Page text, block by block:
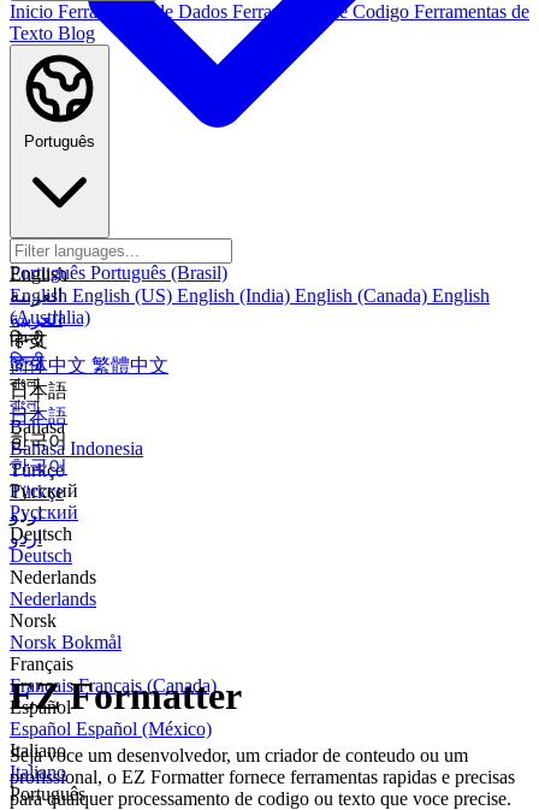
Português Português (Brasil)
العربية
العربية
हिन्दी
हिन्दी
বাংলা
বাংলা
Bahasa
Bahasa Indonesia
Türkçe
Türkçe
اردو
اردو
Inicio Ferramentas de Dados Ferramentas de Codigo Ferramentas de
Texto Blog
Português
English
English English (US) English (India) English (Canada) English
(Australia)
中文
简体中文 繁體中文
日本語
日本語
한국어
한국어
Русский
Русский
Deutsch
Deutsch
Nederlands
Nederlands
Norsk
Norsk Bokmål
Français
FrançaisFrançais (Canada)
Español
Español Español (México)
Italiano
Italiano
Português
EZ Formatter
Seja voce um desenvolvedor, um criador de conteudo ou um
profissional, o EZ Formatter fornece ferramentas rapidas e precisas
para qualquer processamento de codigo ou texto que voce precise.